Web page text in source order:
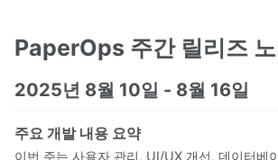
PaperOps 주간 릴리즈
2025년 8월 10일 - 8월 16일
주요 개발 내용 요약
이번 주는 사용자 관리, UI/UX 개선, 데이터베